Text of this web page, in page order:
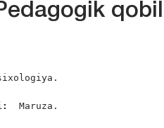
Maruza.